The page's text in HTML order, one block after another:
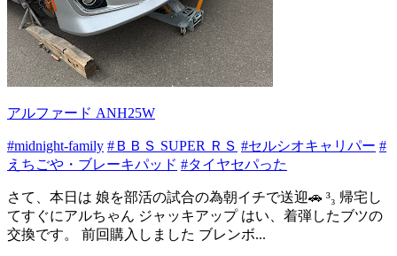
アルファード ANH25W
#midnight-family #ＢＢＳ SUPER ＲＳ #セルシオキャリパー #
えちごや・ブレーキパッド #タイヤセパった
さて、本日は 娘を部活の試合の為朝イチで送迎🚗 ³₃ 帰宅し
てすぐにアルちゃん ジャッキアップ はい、着弾したブツの
交換です。 前回購入しました ブレンボ...